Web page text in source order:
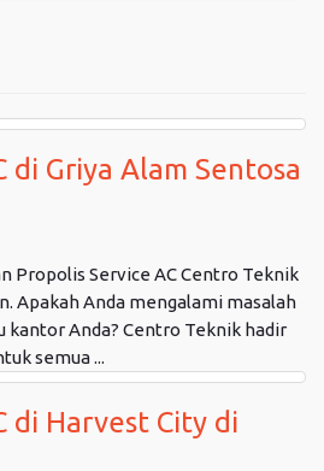
di Griya Alam Sentosa
Propolis Service AC Centro Teknik
Apakah Anda mengalami masalah
kantor Anda? Centro Teknik hadir
semua ...
di Harvest City di